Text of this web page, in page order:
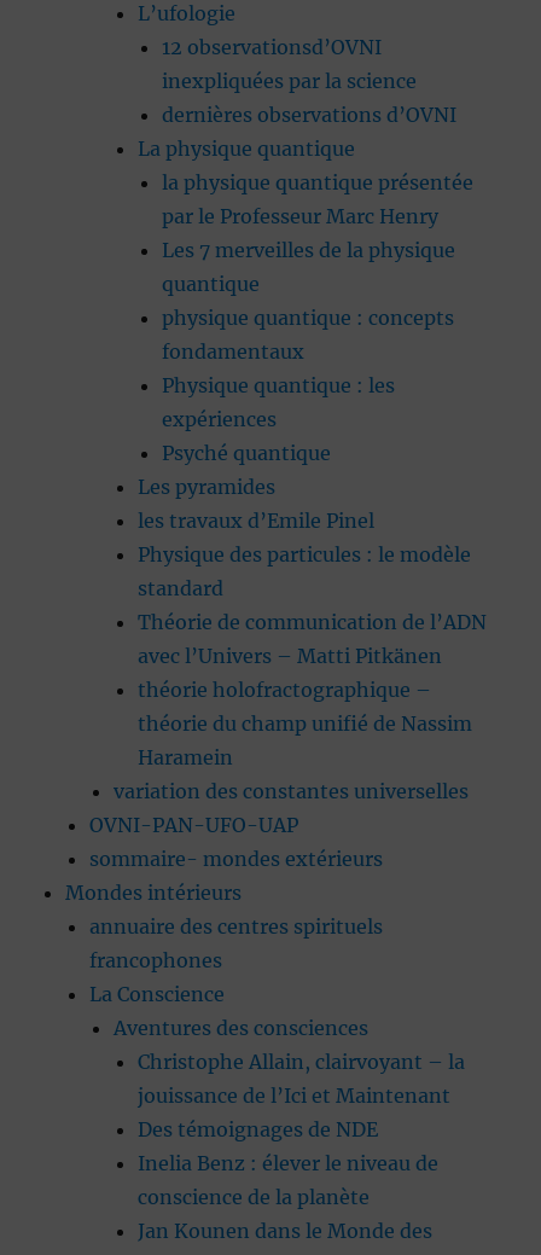
L’ufologie
12 observationsd’OVNI
inexpliquées par la science
dernières observations d’OVNI
La physique quantique
la physique quantique présentée
par le Professeur Marc Henry
Les 7 merveilles de la physique
quantique
physique quantique : concepts
fondamentaux
Physique quantique : les
expériences
Psyché quantique
Les pyramides
les travaux d’Emile Pinel
Physique des particules : le modèle
standard
Théorie de communication de l’ADN
avec l’Univers – Matti Pitkänen
théorie holofractographique –
théorie du champ unifié de Nassim
Haramein
variation des constantes universelles
OVNI-PAN-UFO-UAP
sommaire- mondes extérieurs
Mondes intérieurs
annuaire des centres spirituels
francophones
La Conscience
Aventures des consciences
Christophe Allain, clairvoyant – la
jouissance de l’Ici et Maintenant
Des témoignages de NDE
Inelia Benz : élever le niveau de
conscience de la planète
Jan Kounen dans le Monde des